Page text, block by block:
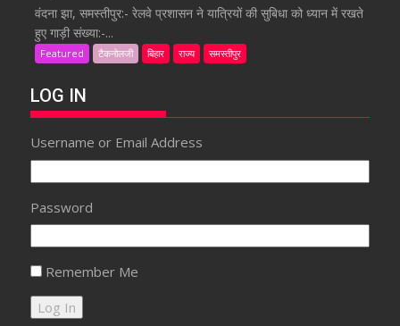
वंदना झा, समस्तीपुर:- रेलवे प्रशासन ने यात्रियों की सुबिधा को ध्यान में रखते
हुए गाड़ी संख्या:-...
Featured टैकनोलजी बिहार राज्य समस्तीपुर
LOG IN
Username or Email Address
Password
Remember Me